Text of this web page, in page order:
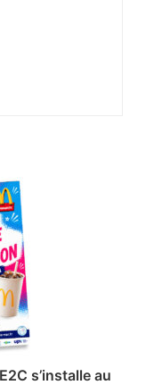
s’installe au